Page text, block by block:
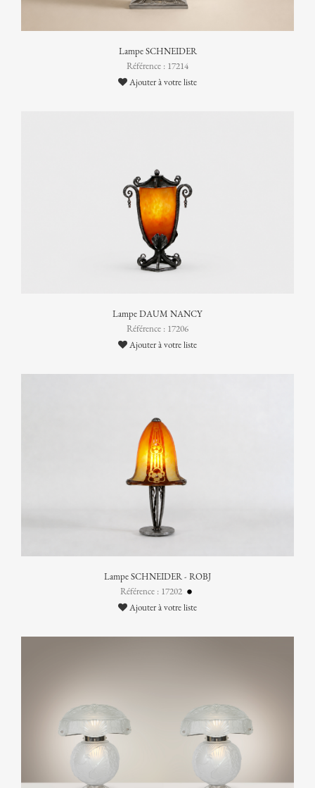
Lampe SCHNEIDER
Référence : 17214
Ajouter à votre liste
Lampe DAUM NANCY
Référence : 17206
Ajouter à votre liste
Lampe SCHNEIDER - ROBJ
Référence : 17202
Ajouter à votre liste